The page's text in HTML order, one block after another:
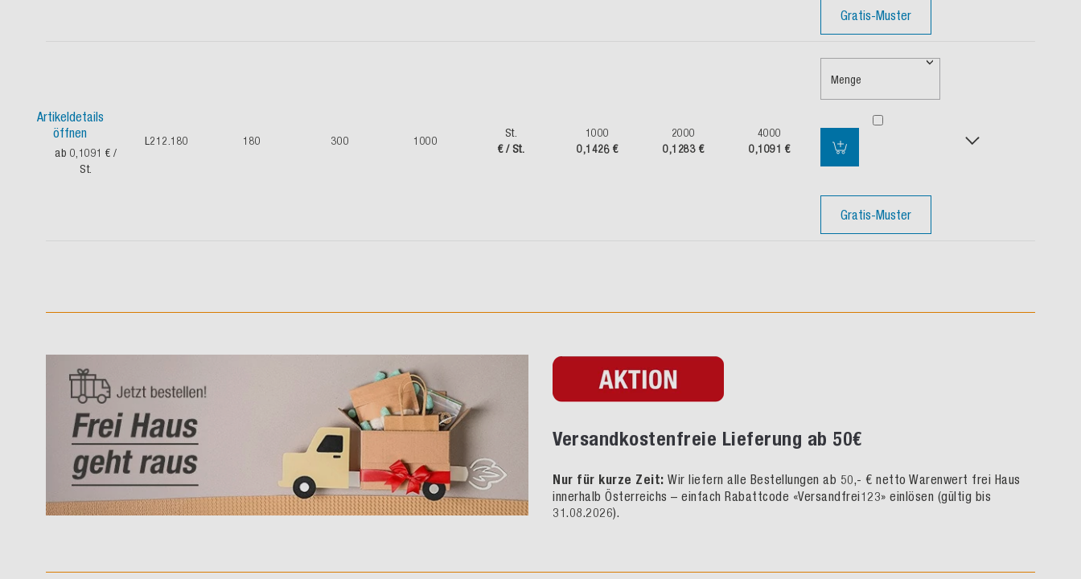
Gratis-Muster
Artikeldetails
öffnen
ab 0,1091 €/
St.
L212.180 180 300 1000
St.
€ / St.
1000
0,1426 €
2000
0,1283 €
4000
0,1091 €
Menge
Gratis-Muster
Versandkostenfreie Lieferung ab 50€
Nur für kurze Zeit: Wir liefern alle Bestellungen ab 50,- € netto Warenwert frei Haus
innerhalb Österreichs – einfach Rabattcode «Versandfrei123» einlösen (gültig bis
31.08.2026).